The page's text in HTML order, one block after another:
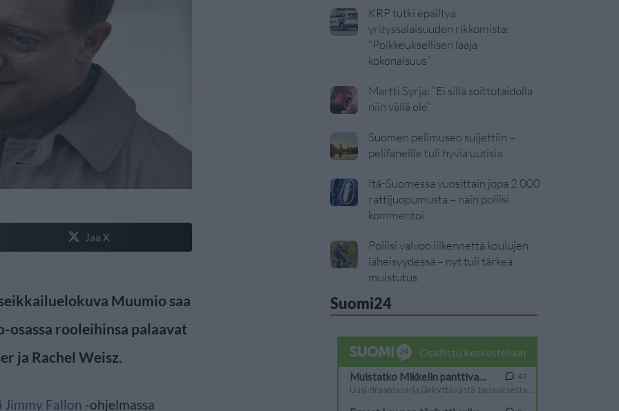
Jaa X
Muumio saa
osassa rooleihinsa palaavat
ja Rachel Weisz.
Jimmy Fallon -ohjelmassa
KRP tutki epäiltyä
yrityssalaisuuden rikkomista:
”Poikkeuksellisen laaja
kokonaisuus”
Martti Syrjä: ”Ei sillä soittotaidolla
niin väliä ole”
Suomen pelimuseo suljettiin –
pelifaneille tuli hyviä uutisia
Itä-Suomessa vuosittain jopa 2 000
rattijuopumusta – näin poliisi
kommentoi
Poliisi valvoo liikennettä koulujen
läheisyydessä – nyt tuli tärkeä
muistutus
Suomi24